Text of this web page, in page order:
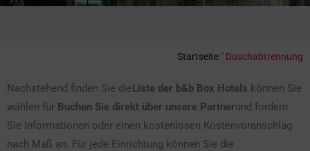
Startseite " Duschabtrennung
Nachstehend finden Sie dieListe der b&b Box Hotels können Sie
wählen für Buchen Sie direkt über unsere Partnerund fordern
Sie Informationen oder einen kostenlosen Kostenvoranschlag
nach Maß an. Für jede Einrichtung können Sie die